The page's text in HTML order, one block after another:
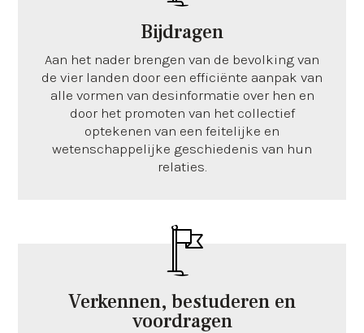
Bijdragen
Aan het nader brengen van de bevolking van
de vier landen door een efficiënte aanpak van
alle vormen van desinformatie over hen en
door het promoten van het collectief
optekenen van een feitelijke en
wetenschappelijke geschiedenis van hun
relaties.
Verkennen, bestuderen en
voordragen